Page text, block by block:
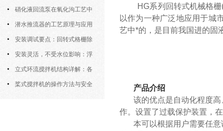
密封防水与免维护设计
硝化液回流泵在氧化沟工艺中
的布置位置对回流效果的影响
潜水推流器的工艺原理与应用
逻辑安装调试要点：回转式格栅除
污机的土建配合要求与水平度校准
安装灵活，不受水位影响：浮
筒式曝气机的结构优势与适用场景
立式环流搅拌机结构详解：各
部件的功能与协同
桨式搅拌机的操作方法与安全
HG系列回转式机械格栅(
以作为一种广泛地应用于城
艺中*的，是目前我国进的固
产品介绍
该的优点是自动化程度
作。设置了过载保护装置，
本可以根据用户需要任